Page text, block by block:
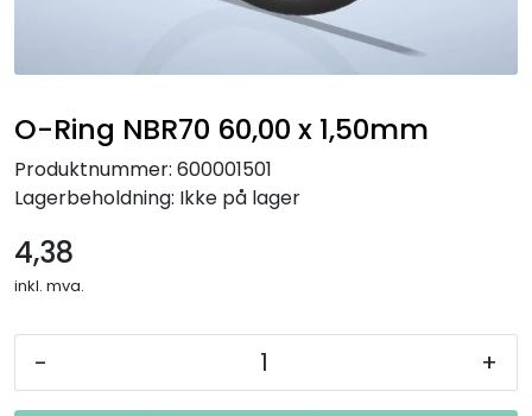
O-Ring NBR70 60,00 x 1,50mm
Produktnummer: 600001501
Lagerbeholdning: Ikke på lager
4,38
inkl. mva.
- +